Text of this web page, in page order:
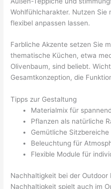
Wohlfühlcharakter. Nutzen Sie
flexibel anpassen lassen.
Farbliche Akzente setzen Sie
thematische Küchen, etwa
Olivenbaum, sind beliebt.
Gesamtkonzeption, die
Tipps zur Gestaltung
Materialmix für
Pflanzen als natürliche
Gemütliche Sitzbereiche
Beleuchtung für
Flexible Module für
Nachhaltigkeit bei der
Nachhaltigkeit spielt auch im